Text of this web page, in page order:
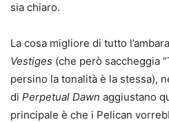
sia chiaro.
La cosa migliore di tutto
Vestiges (che però saccheggia
persino la tonalità è la stessa),
di Perpetual Dawn aggiustano
principale è che i Pelican